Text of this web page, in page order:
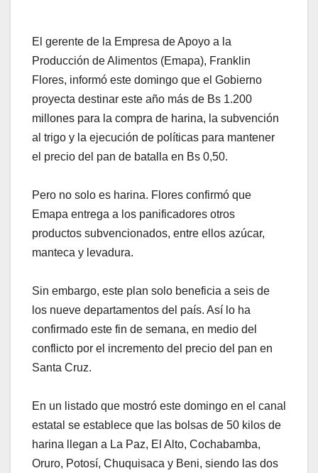
El gerente de la Empresa de Apoyo a la
Producción de Alimentos (Emapa), Franklin
Flores, informó este domingo que el Gobierno
proyecta destinar este año más de Bs 1.200
millones para la compra de harina, la subvención
al trigo y la ejecución de políticas para mantener
el precio del pan de batalla en Bs 0,50.
Pero no solo es harina. Flores confirmó que
Emapa entrega a los panificadores otros
productos subvencionados, entre ellos azúcar,
manteca y levadura.
Sin embargo, este plan solo beneficia a seis de
los nueve departamentos del país. Así lo ha
confirmado este fin de semana, en medio del
conflicto por el incremento del precio del pan en
Santa Cruz.
En un listado que mostró este domingo en el canal
estatal se establece que las bolsas de 50 kilos de
harina llegan a La Paz, El Alto, Cochabamba,
Oruro, Potosí, Chuquisaca y Beni, siendo las dos